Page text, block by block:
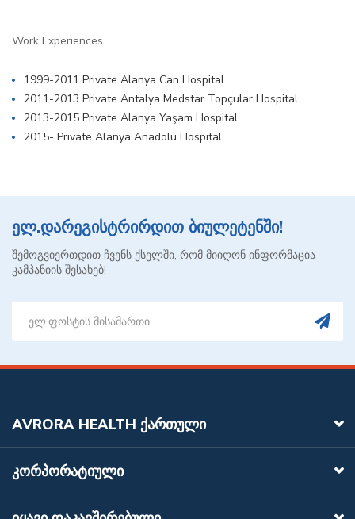
Work Experiences
1999-2011 Private Alanya Can Hospital
2011-2013 Private Antalya Medstar Topçular Hospital
2013-2015 Private Alanya Yaşam Hospital
2015- Private Alanya Anadolu Hospital
ელ.დარეგისტრირდით ბიულეტენში!
შემოგვიერთდით ჩვენს ქსელში, რომ მიიღონ ინფორმაცია
კამპანიის შესახებ!
AVRORA HEALTH ᲥᲐᲠᲗᲣᲚᲘ
ᲙᲝᲠᲞᲝᲠᲐᲢᲘᲣᲚᲘ